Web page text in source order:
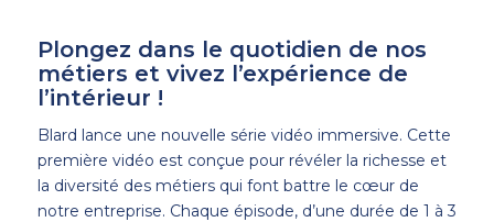
Plongez dans le quotidien de nos
métiers et vivez l’expérience de
l’intérieur !
Blard lance une nouvelle série vidéo immersive. Cette
première vidéo est conçue pour révéler la richesse et
la diversité des métiers qui font battre le cœur de
notre entreprise. Chaque épisode, d’une durée de 1 à 3